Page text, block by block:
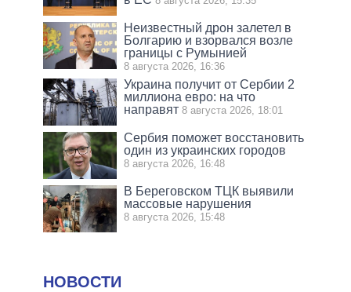
Неизвестный дрон залетел в
Болгарию и взорвался возле
границы с Румынией
8 августа 2026, 16:36
Украина получит от Сербии 2
миллиона евро: на что
направят 8 августа 2026, 18:01
Сербия поможет восстановить
один из украинских городов
8 августа 2026, 16:48
В Береговском ТЦК выявили
массовые нарушения
8 августа 2026, 15:48
НОВОСТИ